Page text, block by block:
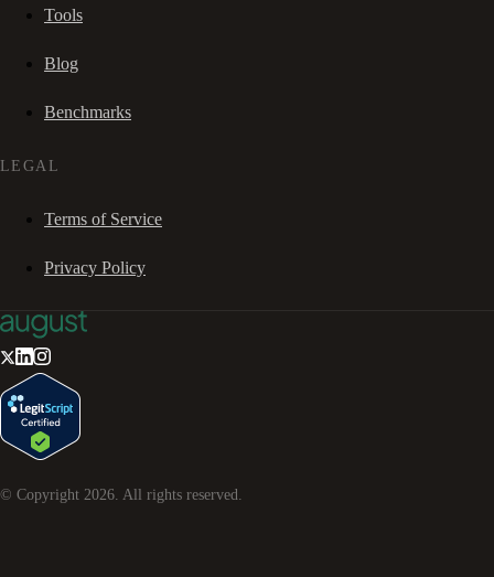
Tools
Blog
Benchmarks
LEGAL
Terms of Service
Privacy Policy
© Copyright 2026. All rights reserved.